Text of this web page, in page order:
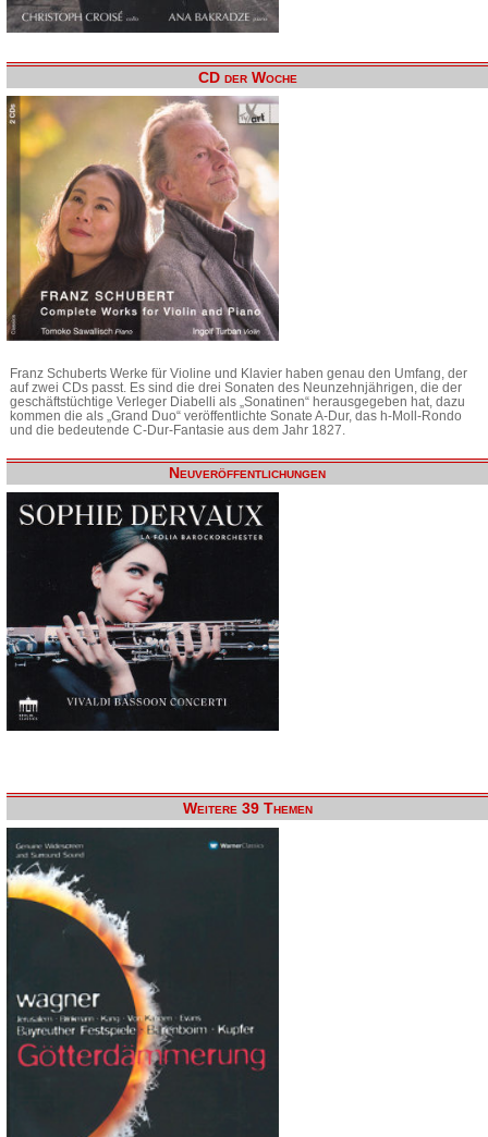
CD der Woche
Franz Schuberts Werke für Violine und Klavier haben genau den Umfang, der
auf zwei CDs passt. Es sind die drei Sonaten des Neunzehnjährigen, die der
geschäftstüchtige Verleger Diabelli als „Sonatinen“ herausgegeben hat, dazu
kommen die als „Grand Duo“ veröffentlichte Sonate A-Dur, das h-Moll-Rondo
und die bedeutende C-Dur-Fantasie aus dem Jahr 1827.
Neuveröffentlichungen
Weitere 39 Themen